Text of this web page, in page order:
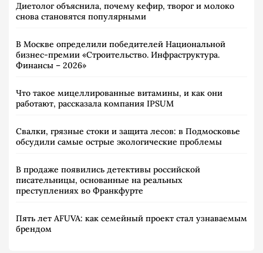
Диетолог объяснила, почему кефир, творог и молоко
снова становятся популярными
В Москве определили победителей Национальной
бизнес-премии «Строительство. Инфраструктура.
Финансы – 2026»
Что такое мицеллированные витамины, и как они
работают, рассказала компания IPSUM
Свалки, грязные стоки и защита лесов: в Подмосковье
обсудили самые острые экологические проблемы
В продаже появились детективы российской
писательницы, основанные на реальных
преступлениях во Франкфурте
Пять лет AFUVA: как семейный проект стал узнаваемым
брендом